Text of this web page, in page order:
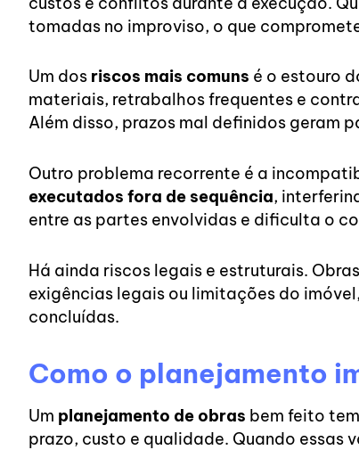
tomadas no improviso, o que
Um dos riscos mais comuns é o estouro
materiais, retrabalhos frequentes e
Além disso, prazos mal definidos geram
Outro problema recorrente é a
executados fora de sequência,
entre as partes envolvidas e dificulta o
Há ainda riscos legais e estruturais.
exigências legais ou limitações do
concluídas.
Como o planejamento
Um planejamento de obras bem feito
prazo, custo e qualidade. Quando essas